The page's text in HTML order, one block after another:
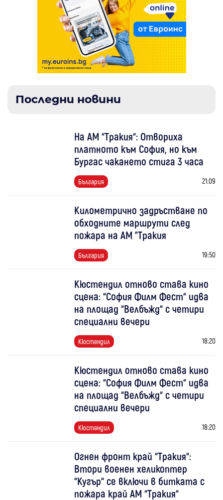
Последни новини
На АМ “Тракия“: Отвориха
платното към София, но към
Бургас чакането стига 3 часа
България 21:09
Километрично задръстване по
обходните маршрути след
пожара на АМ "Тракия
България 19:50
Кюстендил отново става кино
сцена: “София Филм Фест“ идва
на площад “Велбъжд“ с четири
специални вечери
Кюстендил 18:20
Кюстендил отново става кино
сцена: “София Филм Фест“ идва
на площад “Велбъжд“ с четири
специални вечери
Кюстендил 18:20
Огнен фронт край “Тракия“:
Втори военен хеликоптер
“Кугър“ се включи в битката с
пожара край АМ “Тракия“